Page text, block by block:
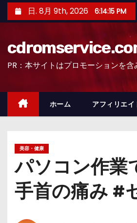
ン
ッ
日. 8月 9th, 2026 6:14:16 PM
PR：本サイトはプロモーションを含
ホーム アフィリエイ
美容・健康
パソコン作業
手首の痛み #